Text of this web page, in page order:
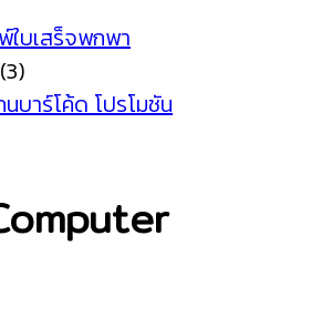
ใบเสร็จพกพา
(3)
บาร์โค้ด โปรโมชัน